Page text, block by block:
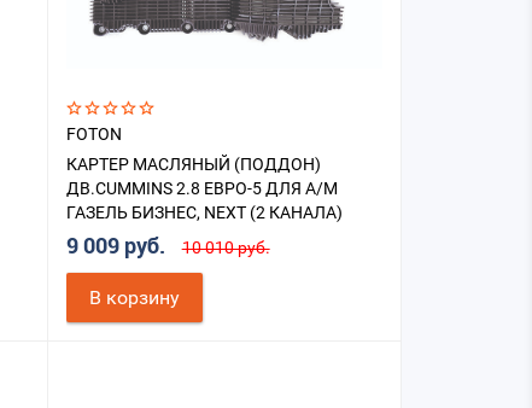
FOTON
КАРТЕР МАСЛЯНЫЙ (ПОДДОН)
ДВ.CUMMINS 2.8 ЕВРО-5 ДЛЯ А/М
ГАЗЕЛЬ БИЗНЕС, NEXT (2 КАНАЛА)
9 009 руб. 10 010 руб.
В корзину